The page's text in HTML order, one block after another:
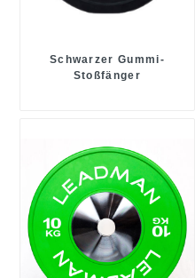
Schwarzer Gummi-
Stoßfänger